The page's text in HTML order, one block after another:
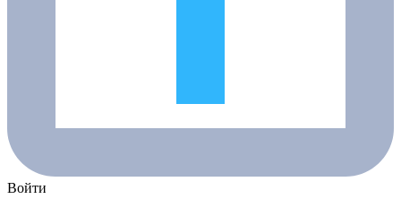
Войти